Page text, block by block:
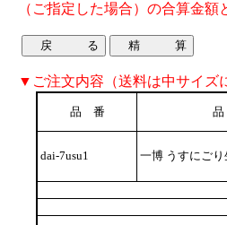
（ご指定した場合）の合算金額
▼ご注文内容（送料は中サイズ
品 番
dai-7usu1 一博 うすにごり